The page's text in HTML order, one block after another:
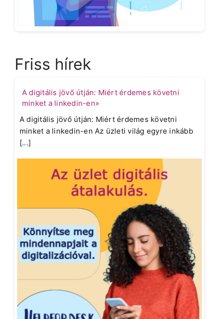
Friss hírek
A digitális jövő útján: Miért érdemes követni
minket a linkedin-en»
A digitális jövő útján: Miért érdemes követni
minket a linkedin-en Az üzleti világ egyre inkább
[...]